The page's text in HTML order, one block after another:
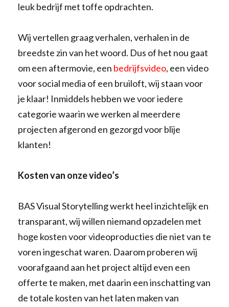
leuk bedrijf met toffe opdrachten.
Wij vertellen graag verhalen, verhalen in de
breedste zin van het woord. Dus of het nou gaat
om een aftermovie, een bedrijfsvideo, een video
voor social media of een bruiloft, wij staan voor
je klaar! Inmiddels hebben we voor iedere
categorie waarin we werken al meerdere
projecten afgerond en gezorgd voor blije
klanten!
Kosten van onze video’s
BAS Visual Storytelling werkt heel inzichtelijk en
transparant, wij willen niemand opzadelen met
hoge kosten voor videoproducties die niet van te
voren ingeschat waren. Daarom proberen wij
voorafgaand aan het project altijd even een
offerte te maken, met daarin een inschatting van
de totale kosten van het laten maken van